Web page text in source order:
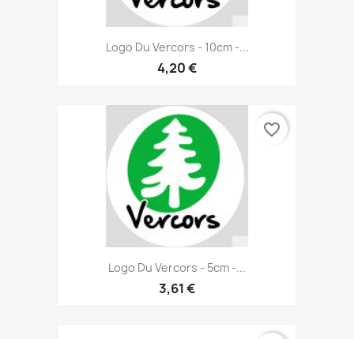
Logo Du Vercors - 10cm -...
4,20 €
Logo Du Vercors - 5cm -...
3,61 €
favorite_border